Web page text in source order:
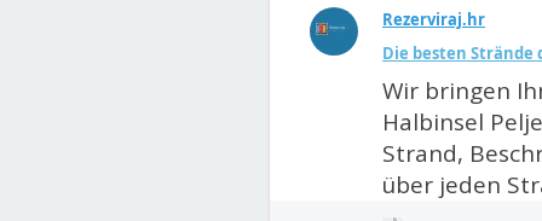
Rezerviraj.hr
Die besten Strände
Wir bringen
Halbinsel
Strand,
über jeden